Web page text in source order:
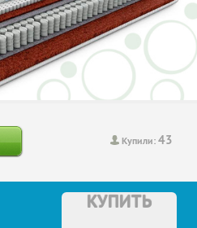
Купили:43
КУПИТЬ